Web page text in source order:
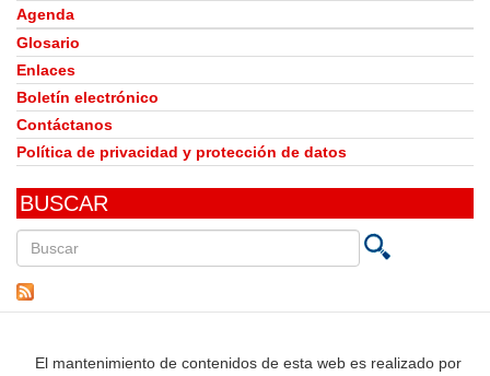
Agenda
Glosario
Enlaces
Boletín electrónico
Contáctanos
Política de privacidad y protección de datos
BUSCAR
en
El mantenimiento de contenidos de esta web es realizado por